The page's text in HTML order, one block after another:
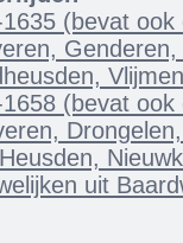
(bevat
(bevat
uit